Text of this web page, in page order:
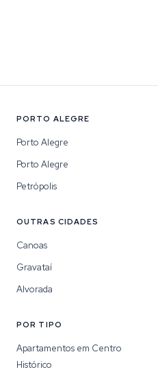
PORTO ALEGRE
Porto Alegre
Porto Alegre
Petrópolis
OUTRAS CIDADES
Canoas
Gravataí
Alvorada
POR TIPO
Apartamentos em Centro
Histórico